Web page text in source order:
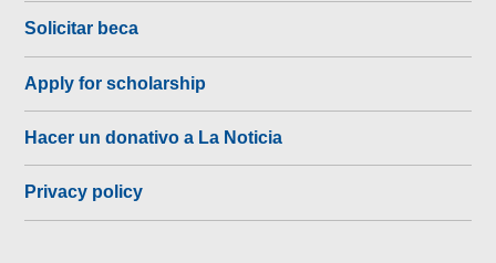
Solicitar beca
Apply for scholarship
Hacer un donativo a La Noticia
Privacy policy